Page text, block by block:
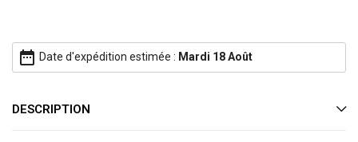
date_range Date d'expédition estimée : Mardi 18 Août
DESCRIPTION